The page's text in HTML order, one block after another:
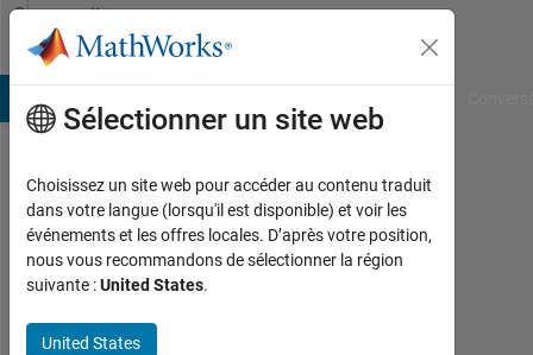
Passer au contenu
Community
Profile
Andrew
Last
seen:
8
mois
il y a
Sélectionner un site web
Choisissez un site web pour accéder au contenu traduit
dans votre langue (lorsqu'il est disponible) et voir les
événements et les offres locales. D’après votre position,
nous vous recommandons de sélectionner la région
suivante :United States.
United States